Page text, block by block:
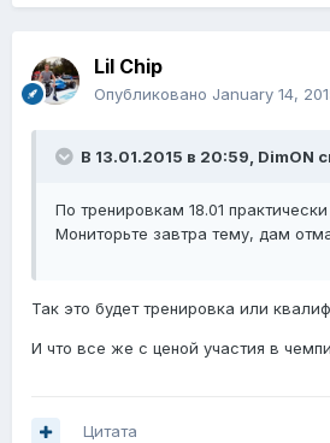
Lil Chip
Опубликовано January 14,
В 13.01.2015 в 20:59, DimON
По тренировкам 18.01
Мониторьте завтра тему, дам
Так это будет тренировка или
И что все же с ценой участия в
Цитата